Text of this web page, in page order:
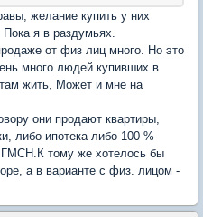
желание купить у них
Пока я в раздумьях.
от физ лиц много. Но это
много людей купивших в
жить, Может и мне на
они продают квартиры,
либо ипотека либо 100 %
тому же хотелось бы
а в варианте с физ. лицом -